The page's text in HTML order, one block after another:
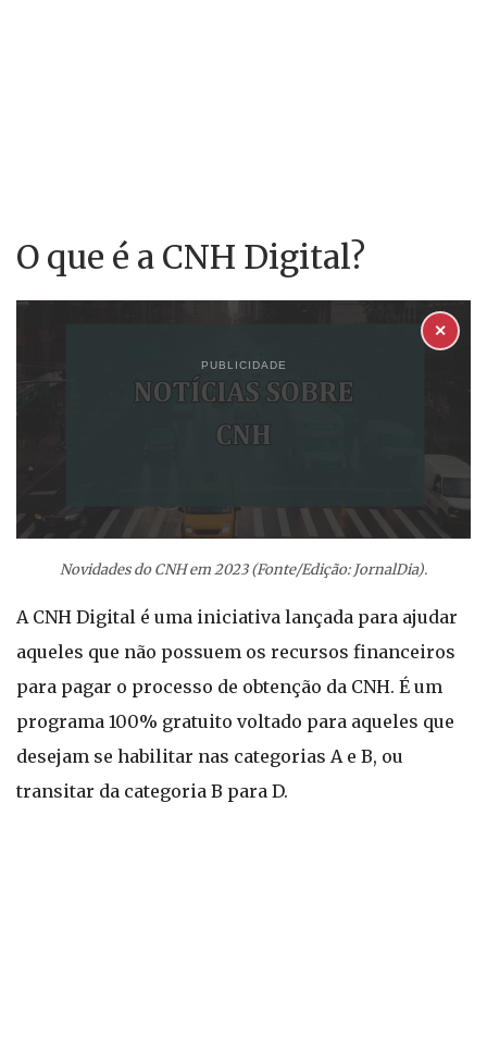
O que é a CNH Digital?
PUBLICIDADE
✕
Novidades do CNH em 2023 (Fonte/Edição: JornalDia).
A CNH Digital é uma iniciativa lançada para ajudar
aqueles que não possuem os recursos financeiros
para pagar o processo de obtenção da CNH. É um
programa 100% gratuito voltado para aqueles que
desejam se habilitar nas categorias A e B, ou
transitar da categoria B para D.